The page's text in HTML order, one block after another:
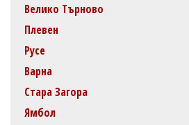
Велико Търново
Плевен
Русе
Варна
Стара Загора
Ямбол